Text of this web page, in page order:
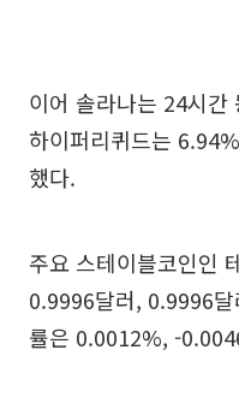
이어 솔라나는 24시
하이퍼리퀴드는
했다.
주요 스테이블코인인
0.9996달러, 0.9996
률은 0.0012%, -